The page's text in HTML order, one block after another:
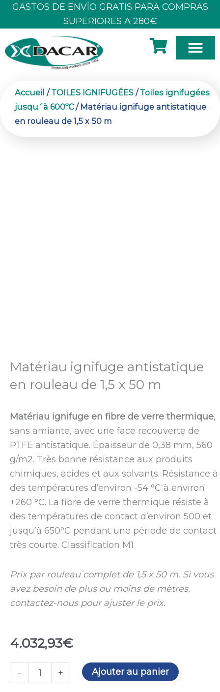
AllerGASTOS DE ENVÍO GRATIS PARA COMPRAS
SUPERIORES A 280€
Accueil /TOILES IGNIFUGÉES /Toiles ignifugées
jusqu´à 600ºC/ Matériau ignifuge antistatique
en rouleau de 1,5 x 50 m
Matériau ignifuge antistatique
en rouleau de 1,5 x 50 m
Matériau ignifuge en fibre de verre thermique,
sans amiante, avec une face recouverte de
PTFE antistatique. Épaisseur de 0,38 mm, 560
g/m2. Très bonne résistance aux produits
chimiques, acides et aux solvants. Résistance à
des températures d’environ -54 °C à environ
+260 °C. La fibre de verre thermique résiste à
des températures de contact d’environ 500 et
jusqu’à 650ºC pendant une période de contact
très courte. Classification M1
Prix par rouleau complet de 1,5 x 50 m. Si vous
avez besoin de plus ou moins de mètres,
contactez-nous pour ajuster le prix.
4.032,93€
-
quantité
de
+ Ajouter au panier